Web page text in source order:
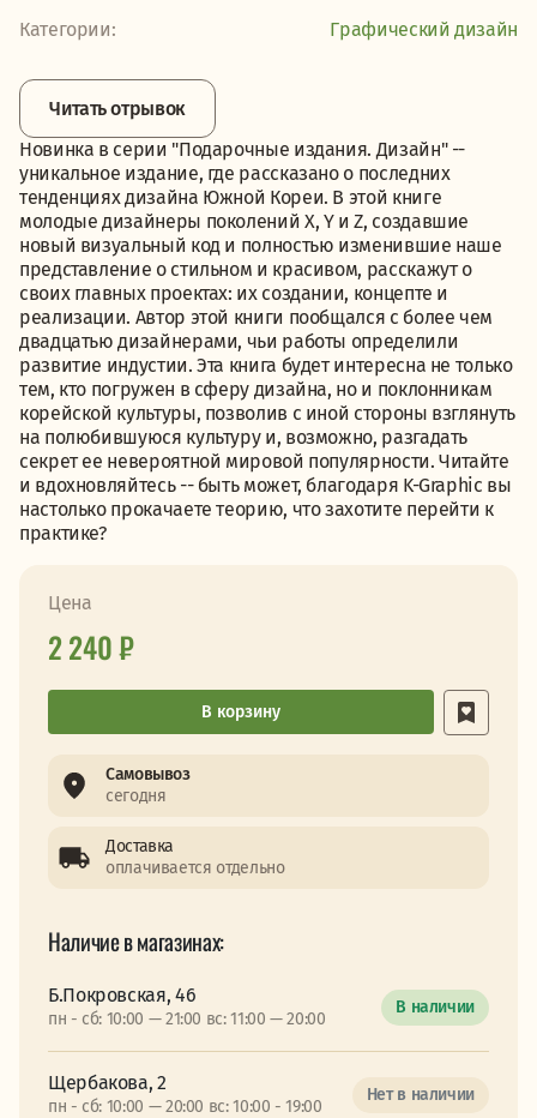
Категории:
Графический дизайн
Читать отрывок
Новинка в серии "Подарочные издания. Дизайн" --
уникальное издание, где рассказано о последних
тенденциях дизайна Южной Кореи. В этой книге
молодые дизайнеры поколений Х, Y и Z, создавшие
новый визуальный код и полностью изменившие наше
представление о стильном и красивом, расскажут о
своих главных проектах: их создании, концепте и
реализации. Автор этой книги пообщался с более чем
двадцатью дизайнерами, чьи работы определили
развитие индустии. Эта книга будет интересна не только
тем, кто погружен в сферу дизайна, но и поклонникам
корейской культуры, позволив с иной стороны взглянуть
на полюбившуюся культуру и, возможно, разгадать
секрет ее невероятной мировой популярности. Читайте
и вдохновляйтесь -- быть может, благодаря K-Graphic вы
настолько прокачаете теорию, что захотите перейти к
практике?
Цена
2 240 ₽
В корзину
Самовывоз
сегодня
Доставка
оплачивается отдельно
Наличие в магазинах:
Б.Покровская, 46
пн - сб: 10:00 — 21:00 вс: 11:00 — 20:00
В наличии
Щербакова, 2
пн - сб: 10:00 — 20:00 вс: 10:00 - 19:00
Нет в наличии